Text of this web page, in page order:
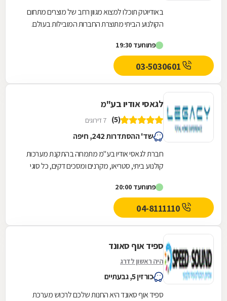
באודיוטק תוכלו למצוא מגוון רחב של מוצרים מתחום
הקולנוע הביתי מתוצרת החברות המובילות בעולם.
מסכי...
פתוחעד 19:30
03-5030601
לגאסי אודיו בע"מ
(5) 7 דירוגים
שד' ההסתדרות 242, חיפה
חברת לגאסי אודיו בע"מ מתמחה בהתקנת מערכות
קולנוע ביתי, סטריאו, מקרנים ומסכים דקים, כל סוגי
פתוחעד 20:00
ספיד אוף סאונד
היה ראשון לדרג
כורזין 5, גבעתיים
ספיד אוף סאונד היא החנות שלכם לרכוש מערכת